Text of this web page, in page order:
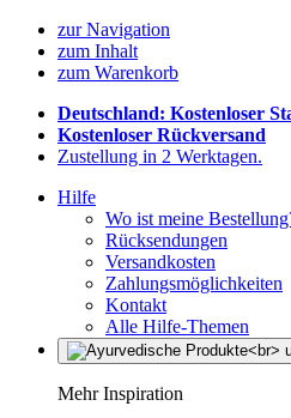
zur Navigation
zum Inhalt
zum Warenkorb
Deutschland: Kostenloser
Kostenloser Rückversand
Zustellung in 2 Werktagen.
Hilfe
Wo ist meine
Rücksendungen
Versandkosten
Zahlungsmöglichkeiten
Kontakt
Alle Hilfe-Themen
Mehr Inspiration